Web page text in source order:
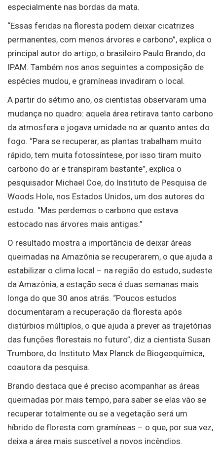
especialmente nas bordas da mata.
“Essas feridas na floresta podem deixar cicatrizes
permanentes, com menos árvores e carbono”, explica o
principal autor do artigo, o brasileiro Paulo Brando, do
IPAM. Também nos anos seguintes a composição de
espécies mudou, e gramíneas invadiram o local.
A partir do sétimo ano, os cientistas observaram uma
mudança no quadro: aquela área retirava tanto carbono
da atmosfera e jogava umidade no ar quanto antes do
fogo. “Para se recuperar, as plantas trabalham muito
rápido, tem muita fotossíntese, por isso tiram muito
carbono do ar e transpiram bastante”, explica o
pesquisador Michael Coe, do Instituto de Pesquisa de
Woods Hole, nos Estados Unidos, um dos autores do
estudo. “Mas perdemos o carbono que estava
estocado nas árvores mais antigas.”
O resultado mostra a importância de deixar áreas
queimadas na Amazônia se recuperarem, o que ajuda a
estabilizar o clima local – na região do estudo, sudeste
da Amazônia, a estação seca é duas semanas mais
longa do que 30 anos atrás. “Poucos estudos
documentaram a recuperação da floresta após
distúrbios múltiplos, o que ajuda a prever as trajetórias
das funções florestais no futuro”, diz a cientista Susan
Trumbore, do Instituto Max Planck de Biogeoquímica,
coautora da pesquisa.
Brando destaca que é preciso acompanhar as áreas
queimadas por mais tempo, para saber se elas vão se
recuperar totalmente ou se a vegetação será um
híbrido de floresta com gramíneas – o que, por sua vez,
deixa a área mais suscetível a novos incêndios.